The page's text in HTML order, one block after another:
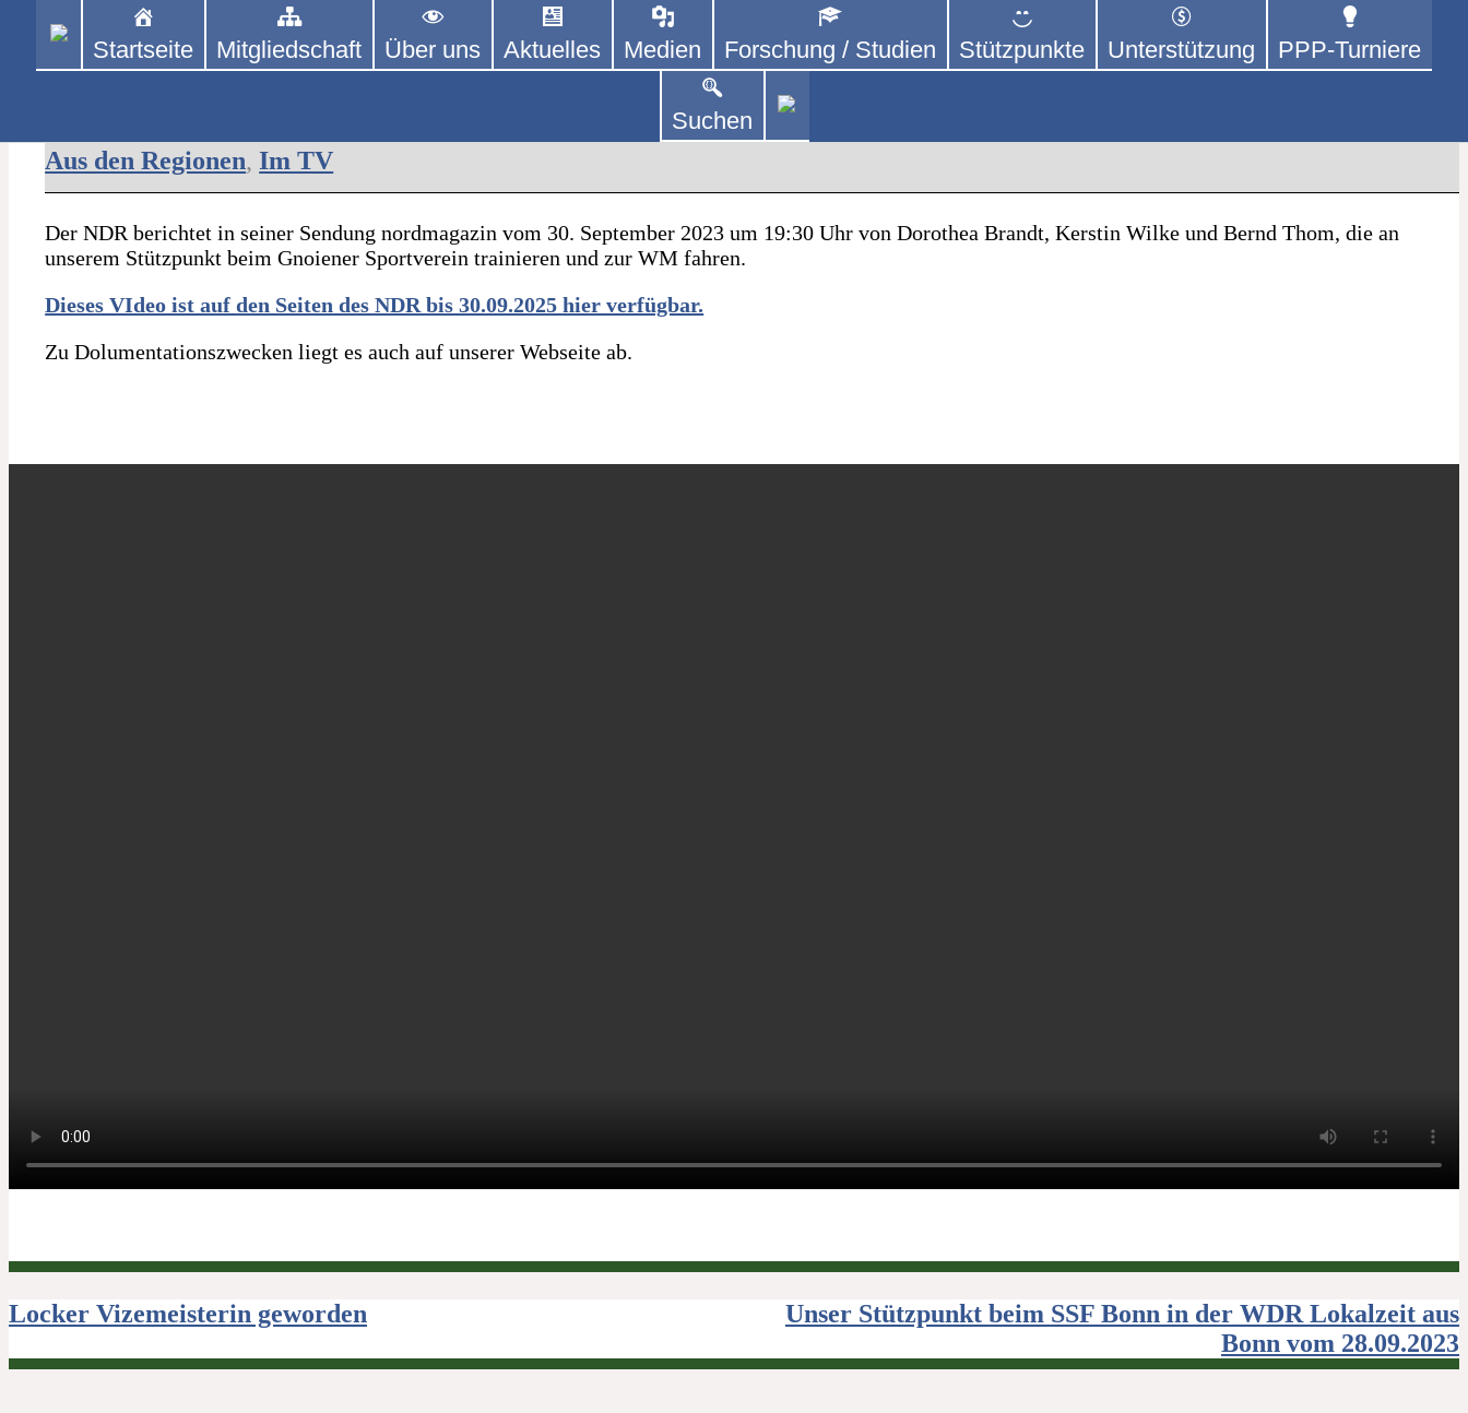
PINGPONGPARKINSON DEUTSCHLAND E. V.
ist der bundesweite Zusammenschluss von kooperierenden Vereinen und Einzelpersonen, der sich – mit dem Mittel Tischtennis – überwiegend
ehrenamtlich um Personen mit Parkinson und deren Angehörige kümmert.
Startseite Mitgliedschaft Über uns Aktuelles Medien Forschung / Studien Stützpunkte Unterstützung PPP-Turniere
Suchen
Aus den Regionen,Im TV
Der NDR berichtet in seiner Sendung nordmagazin vom 30. September 2023 um 19:30 Uhr von Dorothea Brandt, Kerstin Wilke und Bernd Thom, die an
unserem Stützpunkt beim Gnoiener Sportverein trainieren und zur WM fahren.
Dieses VIdeo ist auf den Seiten des NDR bis 30.09.2025 hier verfügbar.
Zu Dolumentationszwecken liegt es auch auf unserer Webseite ab.
Beitragsnavigation
Locker Vizemeisterin geworden
Unser Stützpunkt beim SSF Bonn in der WDR Lokalzeit aus
Bonn vom 28.09.2023